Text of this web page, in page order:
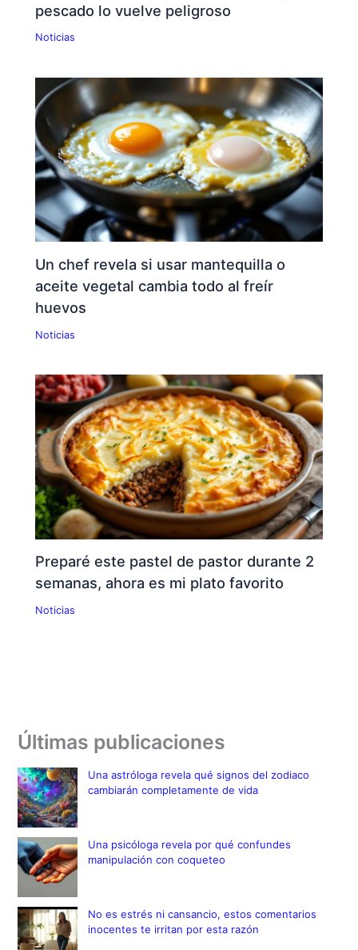
pescado lo vuelve peligroso
Noticias
Un chef revela si usar mantequilla o
aceite vegetal cambia todo al freír
huevos
Noticias
Preparé este pastel de pastor durante 2
semanas, ahora es mi plato favorito
Noticias
Últimas publicaciones
Una astróloga revela qué signos del zodiaco
cambiarán completamente de vida
Una psicóloga revela por qué confundes
manipulación con coqueteo
No es estrés ni cansancio, estos comentarios
inocentes te irritan por esta razón